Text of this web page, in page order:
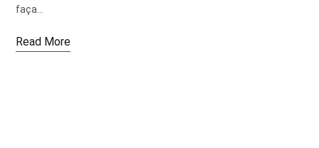
faça…
Read More